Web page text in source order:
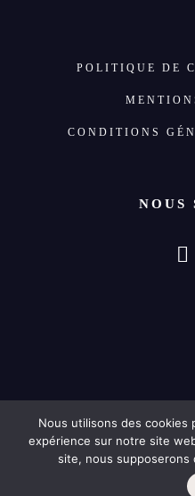
POLITIQUE DE
CONDITIONS
NOUS
COPYRIGHT © 2024
14, RUE DU PORT
Nous utilisons des cookies
expérience sur notre site
site, nous supposerons